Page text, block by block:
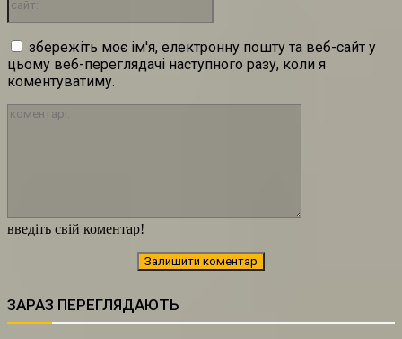
введіть свій коментар!
збережіть моє ім'я, електронну пошту та веб-сайт у
цьому веб-переглядачі наступного разу, коли я
коментуватиму.
ЗАРАЗ ПЕРЕГЛЯДАЮТЬ